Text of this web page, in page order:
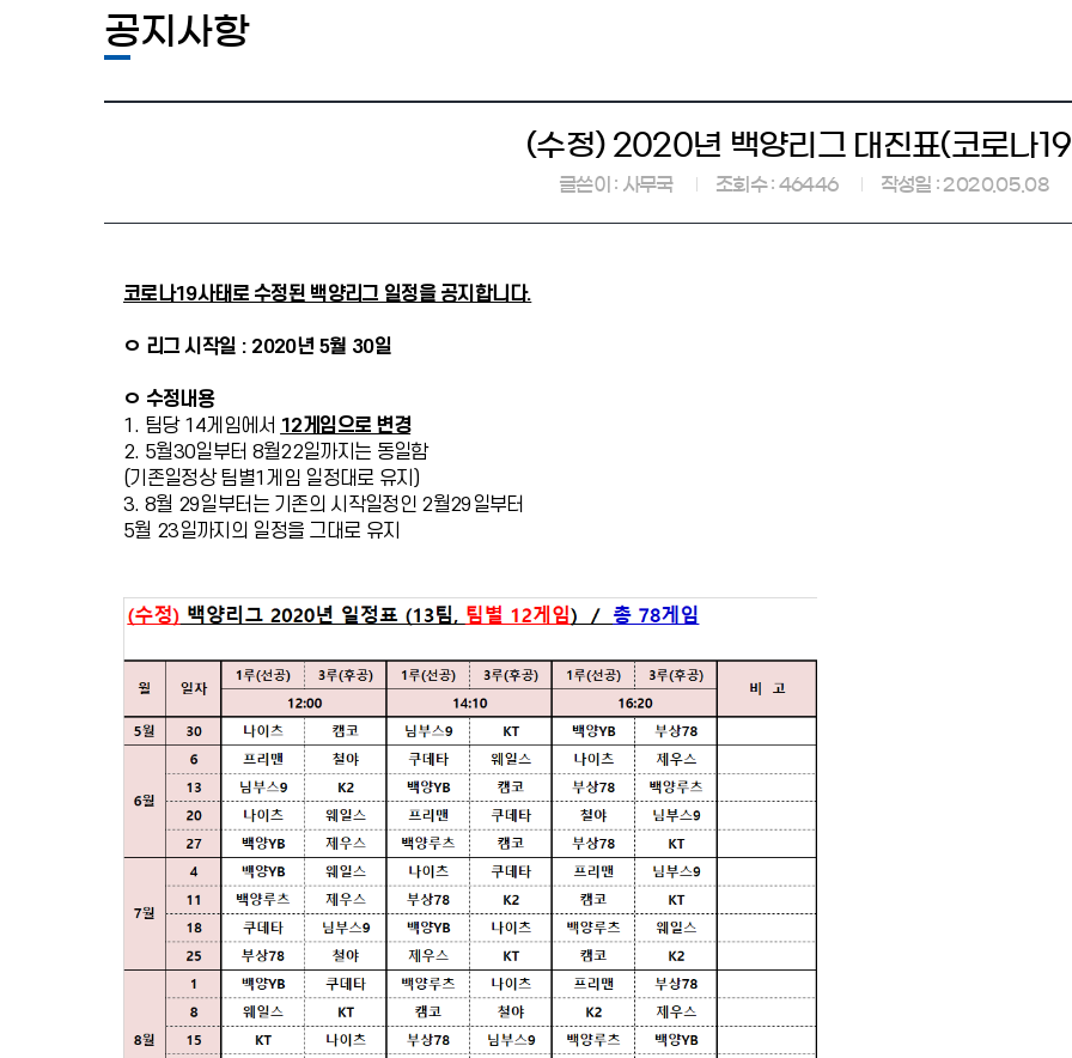
공지사항
(수정) 2020년 백양리그 대진표(코로나
글쓴이 : 사무국 조회수 : 46446 작성일 : 2020.05.08
코로나19사태로 수정된 백양리그 일정을 공지합니다.
ㅇ 리그 시작일 : 2020년 5월 30일
ㅇ 수정내용
1. 팀당 14게임에서 12게임으로 변경
2. 5월30일부터 8월22일까지는 동일함
(기존일정상 팀별1게임 일정대로 유지)
3. 8월 29일부터는 기존의 시작일정인 2월29일부터
5월 23일까지의 일정을 그대로 유지